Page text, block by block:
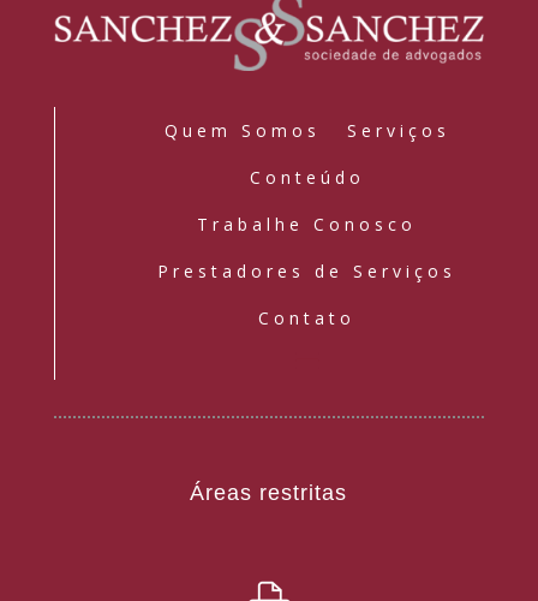
Quem Somos Serviços
Conteúdo
Trabalhe Conosco
Prestadores de Serviços
Contato
Áreas restritas